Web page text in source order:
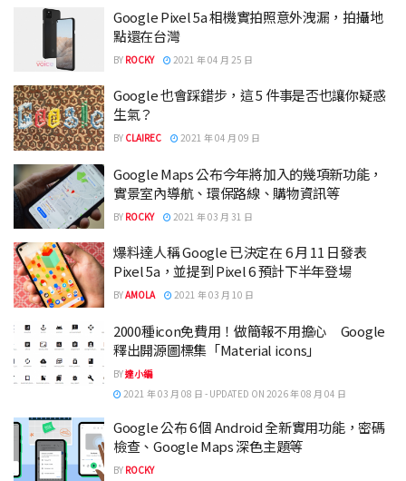
Google Pixel 5a 相機實拍照意外洩漏，拍攝地
點還在台灣
BY ROCKY 2021 年 04 月 25 日
Google 也會踩錯步，這 5 件事是否也讓你疑惑
生氣？
BY CLAIREC 2021 年 04 月 09 日
Google Maps 公布今年將加入的幾項新功能，
實景室內導航、環保路線、購物資訊等
BY ROCKY 2021 年 03 月 31 日
爆料達人稱 Google 已決定在 6 月 11 日發表
Pixel 5a，並提到 Pixel 6 預計下半年登場
BYAMOLA 2021 年 03 月 10 日
2000種icon免費用！做簡報不用擔心 Google
釋出開源圖標集「Material icons」
BY達小編
2021 年 03 月 08 日 - UPDATED ON 2026 年 08 月 04 日
Google 公布 6 個 Android 全新實用功能，密碼
檢查、Google Maps 深色主題等
BY ROCKY